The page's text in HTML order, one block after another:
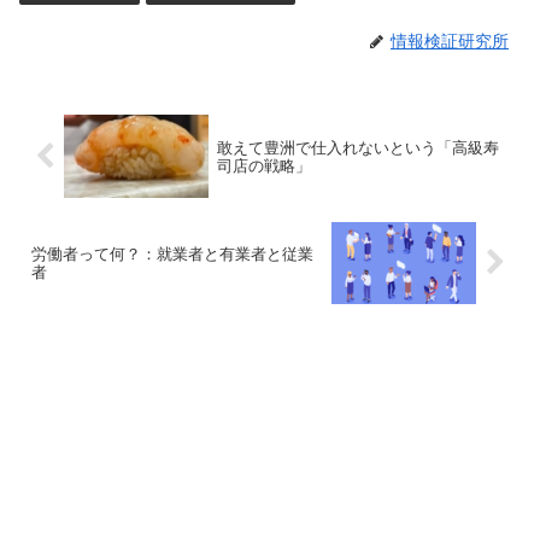
情報検証研究所
敢えて豊洲で仕入れないという「高級寿
司店の戦略」
労働者って何？：就業者と有業者と従業
者